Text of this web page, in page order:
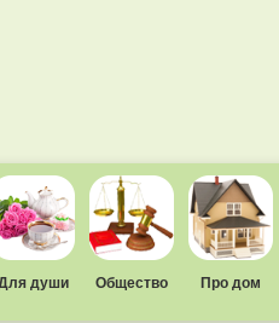
души Общество Про дом